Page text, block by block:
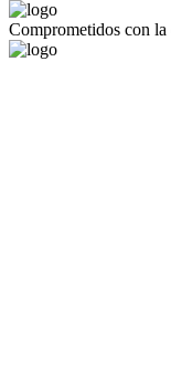
Comprometidos con la